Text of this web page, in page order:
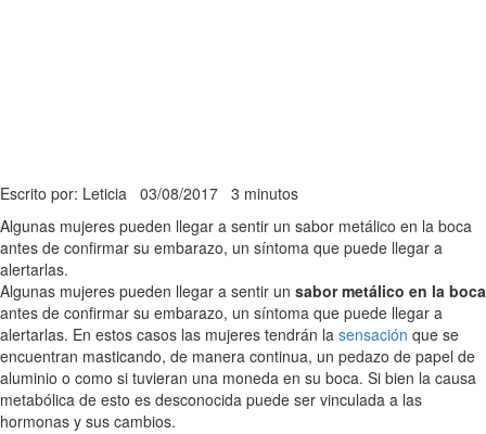
Escrito por: Leticia 03/08/2017 3 minutos
Algunas mujeres pueden llegar a sentir un sabor metálico en la boca
antes de confirmar su embarazo, un síntoma que puede llegar a
alertarlas.
Algunas mujeres pueden llegar a sentir un sabor metálico en la boca
antes de confirmar su embarazo, un síntoma que puede llegar a
alertarlas. En estos casos las mujeres tendrán la sensación que se
encuentran masticando, de manera continua, un pedazo de papel de
aluminio o como si tuvieran una moneda en su boca. Si bien la causa
metabólica de esto es desconocida puede ser vinculada a las
hormonas y sus cambios.